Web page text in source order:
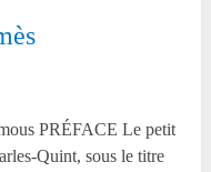
PRÉFACE Le petit
Quint, sous le titre